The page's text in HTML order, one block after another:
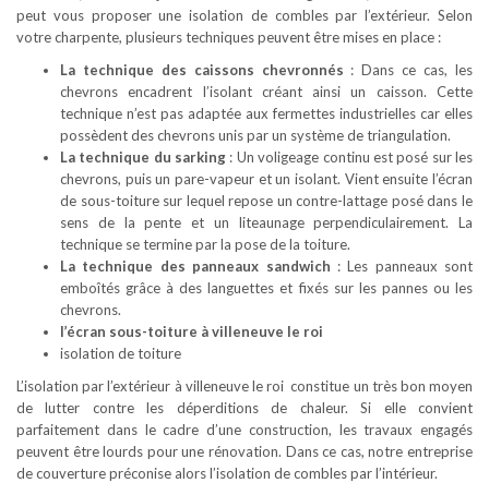
peut vous proposer une isolation de combles par l’extérieur. Selon
votre charpente, plusieurs techniques peuvent être mises en place :
La technique des caissons chevronnés : Dans ce cas, les
chevrons encadrent l’isolant créant ainsi un caisson. Cette
technique n’est pas adaptée aux fermettes industrielles car elles
possèdent des chevrons unis par un système de triangulation.
La technique du sarking : Un voligeage continu est posé sur les
chevrons, puis un pare-vapeur et un isolant. Vient ensuite l’écran
de sous-toiture sur lequel repose un contre-lattage posé dans le
sens de la pente et un liteaunage perpendiculairement. La
technique se termine par la pose de la toiture.
La technique des panneaux sandwich : Les panneaux sont
emboîtés grâce à des languettes et fixés sur les pannes ou les
chevrons.
l’écran sous-toiture à villeneuve le roi
isolation de toiture
L’isolation par l’extérieur à villeneuve le roi constitue un très bon moyen
de lutter contre les déperditions de chaleur. Si elle convient
parfaitement dans le cadre d’une construction, les travaux engagés
peuvent être lourds pour une rénovation. Dans ce cas, notre entreprise
de couverture préconise alors l’isolation de combles par l’intérieur.